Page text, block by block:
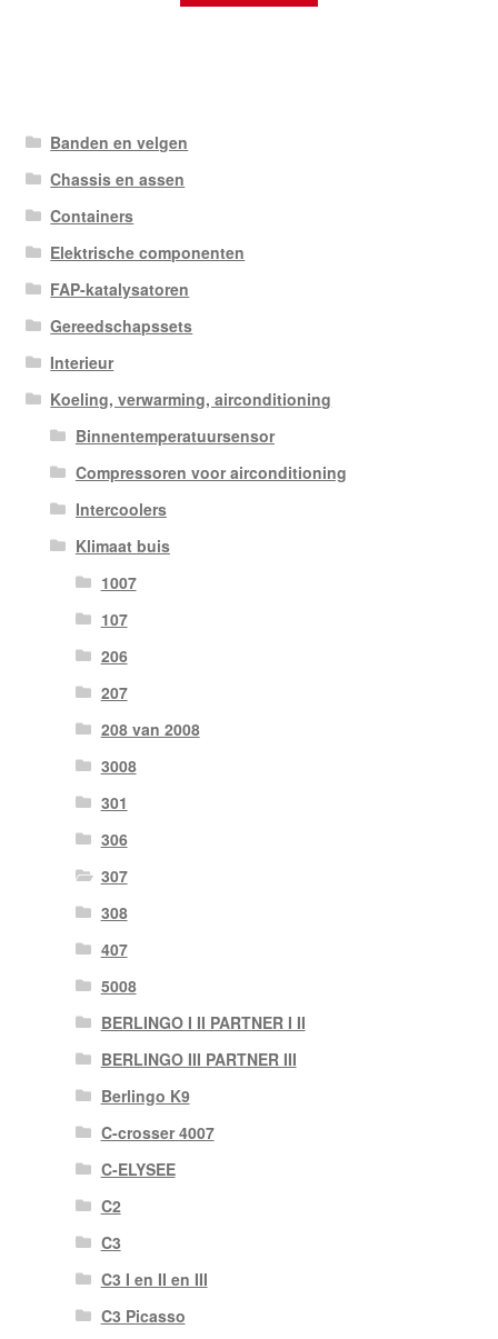
Banden en velgen
Chassis en assen
Containers
Elektrische componenten
FAP-katalysatoren
Gereedschapssets
Interieur
Koeling, verwarming, airconditioning
Binnentemperatuursensor
Compressoren voor airconditioning
Intercoolers
Klimaat buis
1007
107
206
207
208 van 2008
3008
301
306
307
308
407
5008
BERLINGO I II PARTNER I II
BERLINGO III PARTNER III
Berlingo K9
C-crosser 4007
C-ELYSEE
C2
C3
C3 I en II en III
C3 Picasso